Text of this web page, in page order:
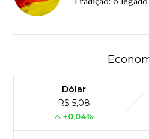
Dólar
R$ 5,08
+0,04%